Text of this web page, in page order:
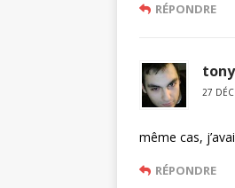
RÉPONDRE
tony
27
même cas,
RÉPONDRE